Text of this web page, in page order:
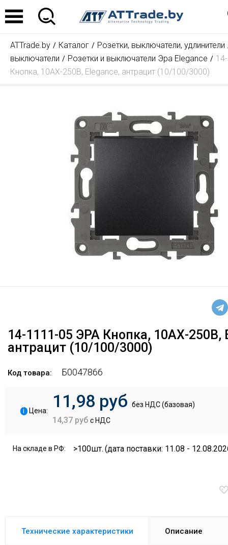
ATTrade.by Каталог
Розетки, выключатели, удлинители
выключатели
Розетки и выключатели Эра Elegance
Кнопка, 10АХ-250В, Elegance, антрацит (10/100/3000)
14-1111-05 ЭРА Кнопка, 10АХ-250В,
антрацит (10/100/3000)
Код товара: Б0047866
i Цена: 11,98 руб без НДС (базовая)
14,37 руб с НДС
На складе в РФ: >100шт. (дата поставки: 11.08 -
Технические характеристики Описание